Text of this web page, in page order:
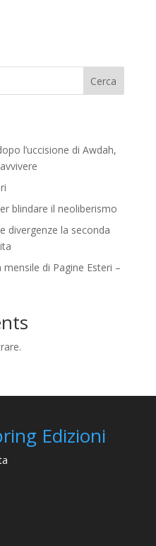
Cerca
l’uccisione di Awdah,
blindare il neoliberismo
divergenze la seconda
mensile di Pagine Esteri –
Edizioni